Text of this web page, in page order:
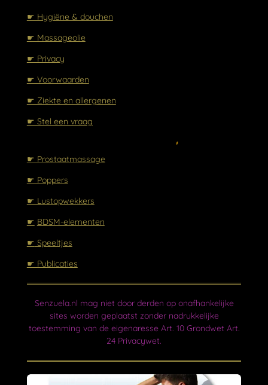
☛ Hygiëne & douchen
☛ Massageolie
☛ Privacy
☛ Voorwaarden
☛ Ziekte en allergenen
☛ Stel een vraag
☛ Prostaatmassage
☛ Poppers
☛ Lustopwekkers
☛ BDSM-elementen
☛ Speeltjes
☛ Publicaties
Senzuela.nl mag niet door derden op onafhankelijke
sites worden geplaatst zonder nadrukkelijke
toestemming van de eigenaresse Art. 10 Grondwet Art.
24 Privacywet.